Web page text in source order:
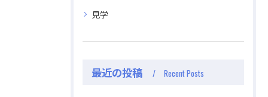
見学
最近の投稿 Recent Posts